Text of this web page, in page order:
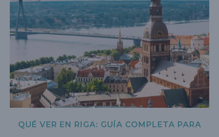
QUÉ VER EN RIGA: GUÍA COMPLETA PARA